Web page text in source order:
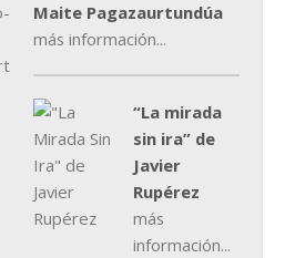
Maite Pagazaurtundúa
más información...
“La mirada
sin ira” de
Javier
Rupérez
más
información...